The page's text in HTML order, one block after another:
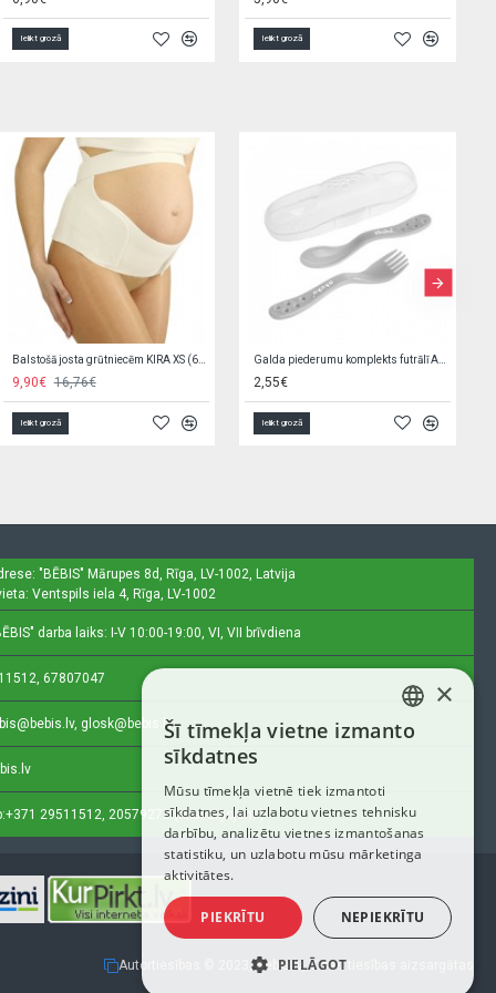
Ielikt grozā Ielikt grozā
Spēle BINGO Q11267
4,00€
Ielikt grozā
Pudele AFRICA 250 ml 59/200 pink
4,09€
Ielikt grozā
"BĒBIS" Mārupes 8d, Rīga, LV-1002, Latvija
Ventspils iela 4, Rīga, LV-1002
darba laiks: I-V 10:00-19:00, VI, VII brīvdiena
67807047
glosk@bebis.lv
+371 29511512, 20579272 (tikai ziņojumi)
Autortiesības © 2023, Bebis.lv, Visas tiesības aizsargātas
LATVIAN
ENGLISH
×
Šī tīmekļa vietne izmanto
sīkdatnes
Mūsu tīmekļa vietnē tiek izmantoti
sīkdatnes, lai uzlabotu vietnes tehnisku
darbību, analizētu vietnes izmantošanas
statistiku, un uzlabotu mūsu mārketinga
aktivitātes.
PIEKRĪTU NEPIEKRĪTU
PIELĀGOT